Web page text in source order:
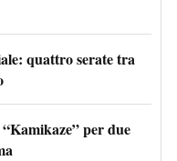
quattro serate tra
per due